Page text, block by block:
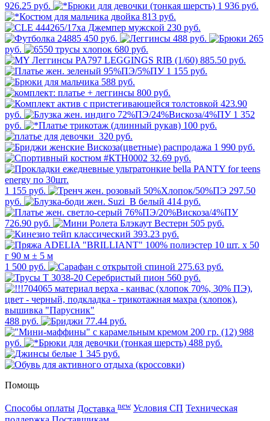
926.25 руб.
1 936 руб.
813 руб.
230 руб.
450 руб.
488 руб.
265
руб.
680 руб.
885.50 руб.
1 155 руб.
588 руб.
800 руб.
423.90
руб.
1 352
руб.
100 руб.
320 руб.
1 990 руб.
32.69 руб.
1 155 руб.
297.50
руб.
414 руб.
726.90 руб.
505 руб.
393.23 руб.
1 500 руб.
275.63 руб.
560 руб.
488 руб.
77.44 руб.
988
руб.
488 руб.
1 345 руб.
Помощь
Способы оплаты Доставка new Условия СП Техническая